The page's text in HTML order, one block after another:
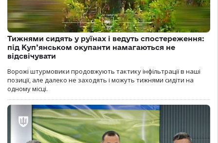
Тижнями сидять у руїнах і ведуть спостереження:
під Куп’янськом окупанти намагаються не
відсвічувати
Ворожі штурмовики продовжують тактику інфільтрації в наші
позиції, але далеко не заходять і можуть тижнями сидіти на
одному місці.